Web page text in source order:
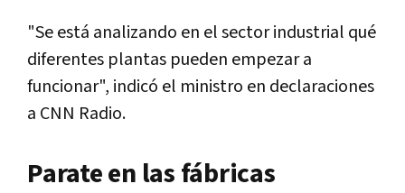
"Se está analizando en el sector industrial qué
diferentes plantas pueden empezar a
funcionar", indicó el ministro en declaraciones
a CNN Radio.
Parate en las fábricas